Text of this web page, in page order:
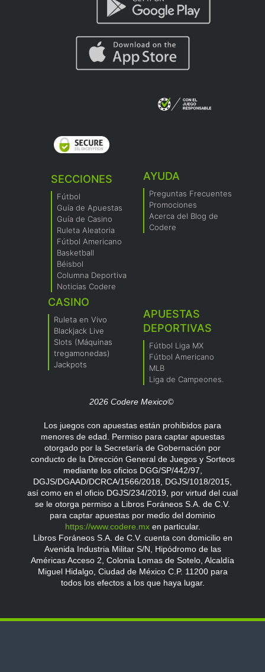
SECCIONES
Fútbol
Guía de Apuestas
Guía de Casino
Ruleta Aleatoria
Fútbol Americano
Basketball
Béisbol
Columna Deportiva
Noticias Codere
AYUDA
Preguntas Frecuentes
Promociones
Acerca del Blog de
Codere
CASINO
Ruleta en Vivo
Blackjack Live
Slots (Máquinas
tregamonedas)
Jackpots
APUESTAS
DEPORTIVAS
Fútbol Liga MX
Fútbol Americano
MLB
Liga de Campeones.
2026 Codere Mexico©
Los juegos con apuestas están prohibidos para
menores de edad. Permiso para captar apuestas
otorgado por la Secretaría de Gobernación por
conducto de la Dirección General de Juegos y Sorteos
mediante los oficios DGG/SP/442/97,
DGJS/DGAAD/DCRCA/1566/2018, DGJS/1018/2015,
así como en el oficio DGJS/234/2019, por virtud del cual
se le otorga permiso a Libros Foráneos S.A. de C.V.
para captar apuestas por medio del dominio
https://www.codere.mxen particular.
Libros Foráneos S.A. de C.V. cuenta con domicilio en
Avenida Industria Militar S/N, Hipódromo de las
Américas Acceso 2, Colonia Lomas de Sotelo, Alcaldía
Miguel Hidalgo, Ciudad de México C.P. 11200 para
todos los efectos a los que haya lugar.